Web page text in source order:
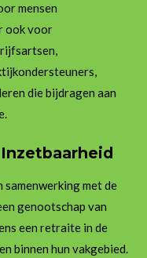
mensen
ook voor
die bijdragen aan
met de
genootschap van
een retraite in de
binnen hun vakgebied.